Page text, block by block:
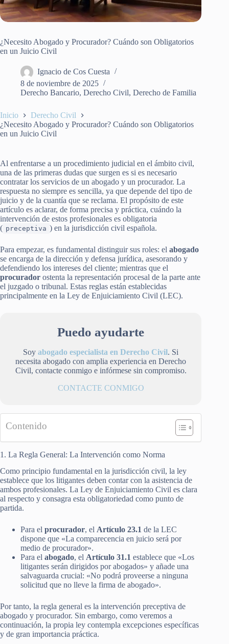
¿Necesito Abogado y Procurador? Cuándo son Obligatorios
en un Juicio Civil
Ignacio de Cos Cuesta
8 de noviembre de 2025
Derecho Bancario, Derecho Civil, Derecho de Familia
Inicio
Derecho Civil
¿Necesito Abogado y Procurador? Cuándo son Obligatorios
en un Juicio Civil
Al enfrentarse a un procedimiento judicial en el ámbito civil,
una de las primeras dudas que surgen es si es necesario
contratar los servicios de un abogado y un procurador. La
respuesta no siempre es sencilla, ya que depende del tipo de
juicio y de la cuantía que se reclama. El propósito de este
artículo es aclarar, de forma precisa y práctica, cuándo la
intervención de estos profesionales es obligatoria
( preceptiva ) en la jurisdicción civil española.
Para empezar, es fundamental distinguir sus roles: el abogado
se encarga de la dirección y defensa jurídica, asesorando y
defendiendo los intereses del cliente; mientras que el
procurador ostenta la representación procesal de la parte ante
el juzgado o tribunal. Estas reglas están establecidas
principalmente en la Ley de Enjuiciamiento Civil (LEC).
Puedo ayudarte
Soyabogado especialista en Derecho Civil. Si
necesita abogado con amplia experiencia en Derecho
Civil, contacte conmigo e infórmese sin compromiso.
CONTACTE CONMIGO
Contenido
1. La Regla General: La Intervención como Norma
Como principio fundamental en la jurisdicción civil, la ley
establece que los litigantes deben contar con la asistencia de
ambos profesionales. La Ley de Enjuiciamiento Civil es clara
al respecto y consagra esta obligatoriedad como punto de
partida.
Para el procurador, el Artículo 23.1 de la LEC
dispone que «La comparecencia en juicio será por
medio de procurador».
Para el abogado, el Artículo 31.1 establece que «Los
litigantes serán dirigidos por abogados» y añade una
salvaguarda crucial: «No podrá proveerse a ninguna
solicitud que no lleve la firma de abogado».
Por tanto, la regla general es la intervención preceptiva de
abogado y procurador. Sin embargo, como veremos a
continuación, la propia ley contempla excepciones específicas
y de gran importancia práctica.